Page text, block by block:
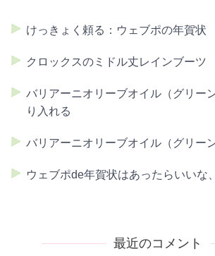
けっきょく頼る：ウェブポの年賀状
クロックスのミドル丈レインブーツ
バリアーニオリーブオイル（グリー
り入れる
バリアーニオリーブオイル（グリー
ウェブポde年賀状はあったらいいな
最近のコメント